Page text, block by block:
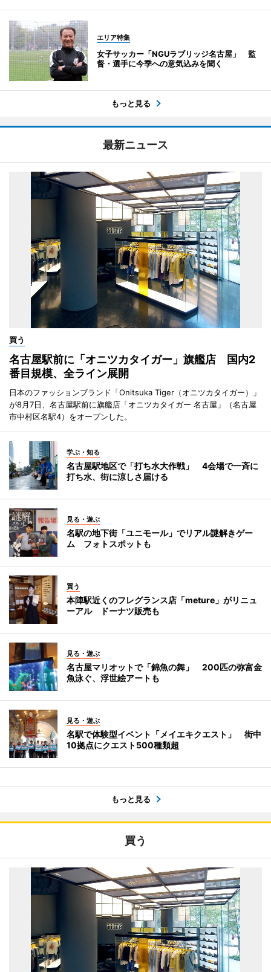
エリア特集
女子サッカー「NGUラブリッジ名古屋」 監
督・選手に今季への意気込みを聞く
もっと見る
最新ニュース
買う
名古屋駅前に「オニツカタイガー」旗艦店 国内2
番目規模、全ライン展開
日本のファッションブランド「Onitsuka Tiger（オニツカタイガー）」
が8月7日、名古屋駅前に旗艦店「オニツカタイガー 名古屋」（名古屋
市中村区名駅4）をオープンした。
学ぶ・知る
名古屋駅地区で「打ち水大作戦」 4会場で一斉に
打ち水、街に涼しさ届ける
見る・遊ぶ
名駅の地下街「ユニモール」でリアル謎解きゲー
ム フォトスポットも
買う
本陣駅近くのフレグランス店「meture」がリニュ
ーアル ドーナツ販売も
見る・遊ぶ
名古屋マリオットで「錦魚の舞」 200匹の弥富金
魚泳ぐ、浮世絵アートも
見る・遊ぶ
名駅で体験型イベント「メイエキクエスト」 街中
10拠点にクエスト500種類超
もっと見る
買う